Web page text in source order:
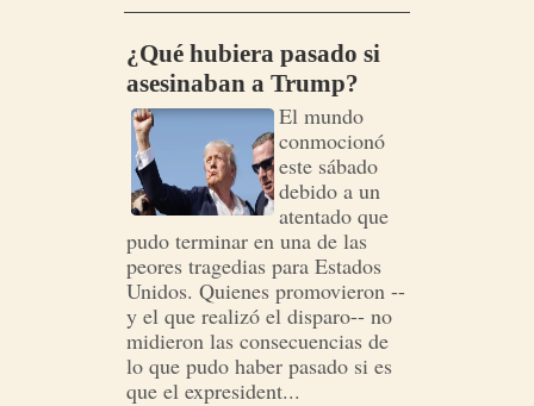
¿Qué hubiera pasado si
asesinaban a Trump?
El mundo
conmocionó
este sábado
debido a un
atentado que
pudo terminar en una de las
peores tragedias para Estados
Unidos. Quienes promovieron --
y el que realizó el disparo-- no
midieron las consecuencias de
lo que pudo haber pasado si es
que el expresident...